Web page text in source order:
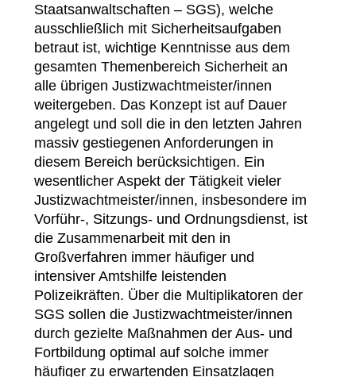
Staatsanwaltschaften – SGS), welche
ausschließlich mit Sicherheitsaufgaben
betraut ist, wichtige Kenntnisse aus dem
gesamten Themenbereich Sicherheit an
alle übrigen Justizwachtmeister/innen
weitergeben. Das Konzept ist auf Dauer
angelegt und soll die in den letzten Jahren
massiv gestiegenen Anforderungen in
diesem Bereich berücksichtigen. Ein
wesentlicher Aspekt der Tätigkeit vieler
Justizwachtmeister/innen, insbesondere im
Vorführ-, Sitzungs- und Ordnungsdienst, ist
die Zusammenarbeit mit den in
Großverfahren immer häufiger und
intensiver Amtshilfe leistenden
Polizeikräften. Über die Multiplikatoren der
SGS sollen die Justizwachtmeister/innen
durch gezielte Maßnahmen der Aus- und
Fortbildung optimal auf solche immer
häufiger zu erwartenden Einsatzlagen